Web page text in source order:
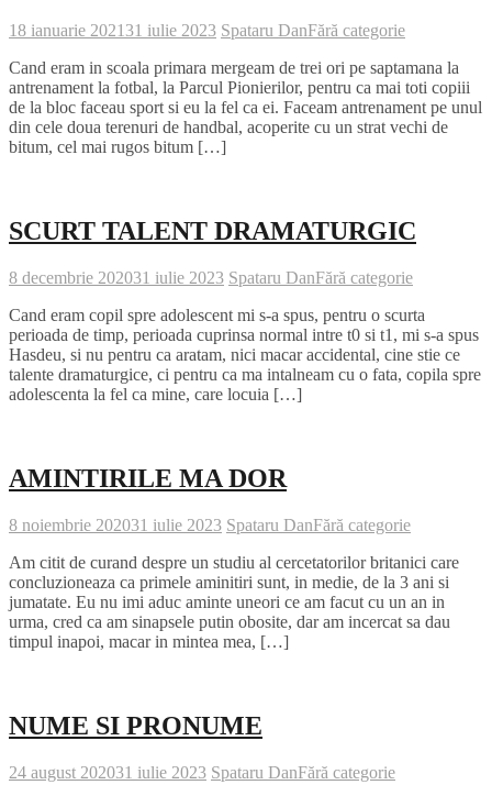
18 ianuarie 202131 iulie 2023 Spataru DanFără categorie
Cand eram in scoala primara mergeam de trei ori pe saptamana la
antrenament la fotbal, la Parcul Pionierilor, pentru ca mai toti copiii
de la bloc faceau sport si eu la fel ca ei. Faceam antrenament pe unul
din cele doua terenuri de handbal, acoperite cu un strat vechi de
bitum, cel mai rugos bitum […]
SCURT TALENT DRAMATURGIC
8 decembrie 202031 iulie 2023 Spataru DanFără categorie
Cand eram copil spre adolescent mi s-a spus, pentru o scurta
perioada de timp, perioada cuprinsa normal intre t0 si t1, mi s-a spus
Hasdeu, si nu pentru ca aratam, nici macar accidental, cine stie ce
talente dramaturgice, ci pentru ca ma intalneam cu o fata, copila spre
adolescenta la fel ca mine, care locuia […]
AMINTIRILE MA DOR
8 noiembrie 202031 iulie 2023 Spataru DanFără categorie
Am citit de curand despre un studiu al cercetatorilor britanici care
concluzioneaza ca primele aminitiri sunt, in medie, de la 3 ani si
jumatate. Eu nu imi aduc aminte uneori ce am facut cu un an in
urma, cred ca am sinapsele putin obosite, dar am incercat sa dau
timpul inapoi, macar in mintea mea, […]
NUME SI PRONUME
24 august 202031 iulie 2023 Spataru DanFără categorie